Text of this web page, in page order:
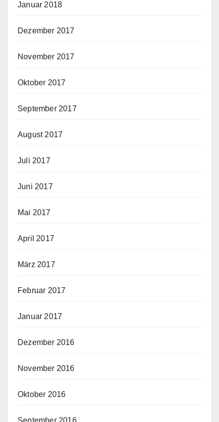
Januar 2018
Dezember 2017
November 2017
Oktober 2017
September 2017
August 2017
Juli 2017
Juni 2017
Mai 2017
April 2017
März 2017
Februar 2017
Januar 2017
Dezember 2016
November 2016
Oktober 2016